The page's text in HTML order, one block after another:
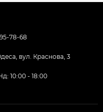
78-68
вул. Краснова, 3
10:00 - 18:00